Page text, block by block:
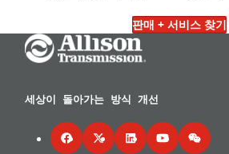
판매 + 서비스 찾기
Go Home
세상이 돌아가는 방식 개선
FacebookTwitterLinkedInYouTubeWeChat